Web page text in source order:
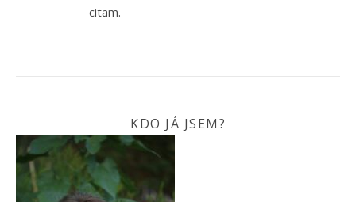
citam.
KDO JÁ JSEM?